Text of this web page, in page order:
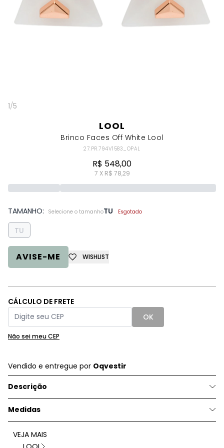
1/5
LOOL
Brinco Faces Off White Lool
27.PR.794V1583_OPAL
R$ 548,00
7 X R$ 78,29
TAMANHO: Selecione o tamanhoTU Esgotado
TU
AVISE-ME WISHLIST
CÁLCULO DE FRETE
OK
Não sei meu CEP
Vendido e entregue por Oqvestir
Descrição
Medidas
VEJA MAIS